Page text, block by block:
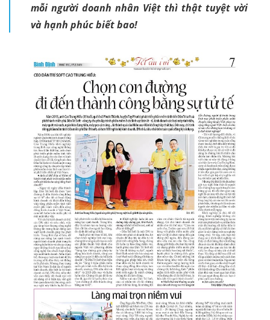
mỗi người doanh nhân Việt thì thật tuyệt vời
và hạnh phúc biết bao!